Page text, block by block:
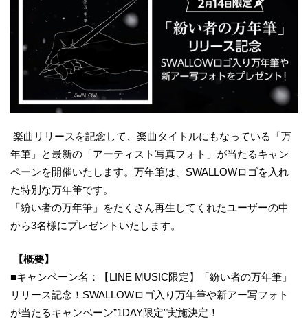
楽曲リリースを記念して、楽曲タイトルにもなっている「万
年筆」と最新の「アーティスト写真フォト」が当たるキャン
ペーンを開催いたします。万年筆は、SWALLOWロゴを入れ
た特別な万年筆です。
「紛い者の万年筆」をたくさん再生してくれたユーザーの中
から3名様にプレゼントいたします。
【概要】
■キャンペーン名：【LINE MUSIC限定】「紛い者の万年筆」
リリース記念！SWALLOWロゴ入り万年筆や新アー写フォト
が当たるキャンペーン”1DAY限定”実施決定！